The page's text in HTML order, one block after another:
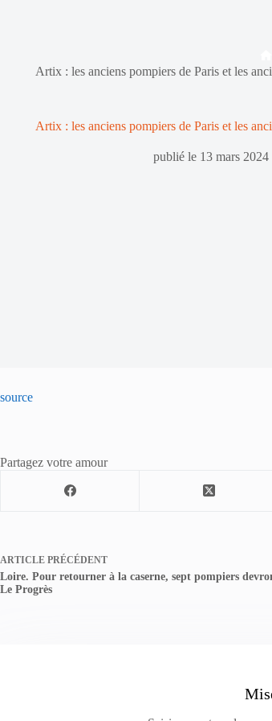
Artix : les anciens pompiers de Paris et les
Artix : les anciens pompiers de Paris et les
publié le 13 mars 2024
source
Partagez votre amour
ARTICLE PRÉCÉDENT
Loire. Pour retourner à la caserne, sept pompiers
Le Progrès